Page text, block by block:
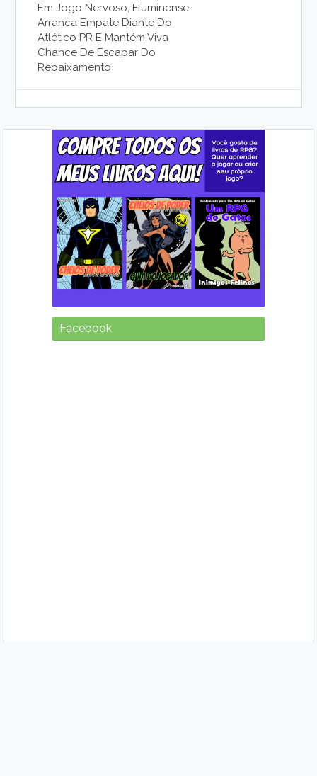
Em Jogo Nervoso, Fluminense
Arranca Empate Diante Do
Atlético PR E Mantém Viva
Chance De Escapar Do
Rebaixamento
Facebook